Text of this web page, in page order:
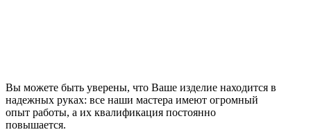
Вы можете быть уверены, что Ваше изделие находится в
надежных руках: все наши мастера имеют огромный
опыт работы, а их квалификация постоянно
повышается.